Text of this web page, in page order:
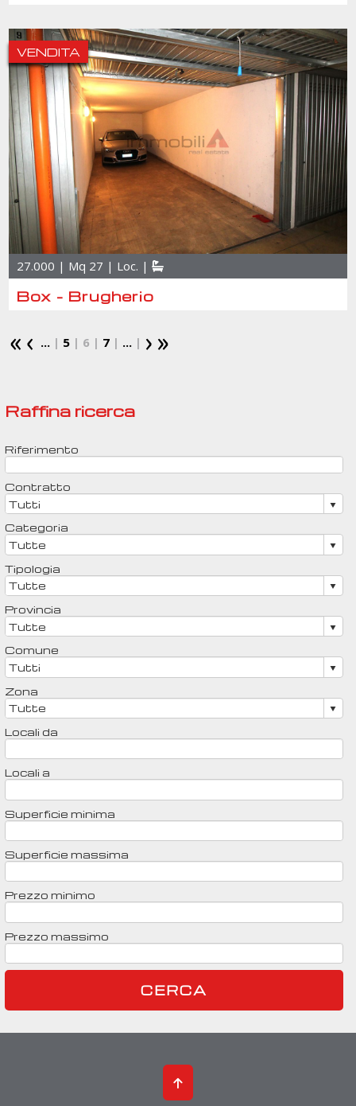
VENDITA
27.000 | Mq 27 | Loc. |
Box - Brugherio
... | 5 | 6 | 7 | ... |
Raffina ricerca
Riferimento
Contratto
Categoria
Tipologia
Provincia
Comune
Zona
Locali da
Locali a
Superficie minima
Superficie massima
Prezzo minimo
Prezzo massimo